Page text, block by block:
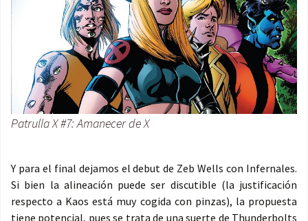
Patrulla X #7: Amanecer de X
Y para el final dejamos el debut de Zeb Wells con Infernales.
Si bien la alineación puede ser discutible (la justificación
respecto a Kaos está muy cogida con pinzas), la propuesta
tiene potencial, pues se trata de una suerte de Thunderbolts